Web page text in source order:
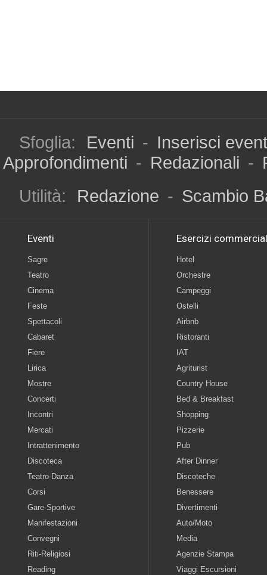
Sfoglia: Eventi - Inserisci
Approfondimenti - Redazionali -
Utilità:
Redazione - Scambio
Eventi
Sagre
Teatro
Cinema
Feste
Spettacoli
Cabaret
Fiere
Lirica
Mostre
Concerti
Incontri
Mercati
Intrattenimento
Discoteca
Teatro-Danza
Corsi
Gare-Sportive
Manifestazioni
Convegni
Riti-Religiosi
Reading
Esercizi
Hotel
Orchestre
Campeggi
Ostelli
Airbnb
Ristoranti
IAT
Agriturist
Country House
Bed & Breakfast
Shopping
Pizzerie
Pub
After Dinner
Discoteche
Benessere
Divertimenti
Auto/Moto
Media
Agenzie Stampa
Viaggi Escursioni